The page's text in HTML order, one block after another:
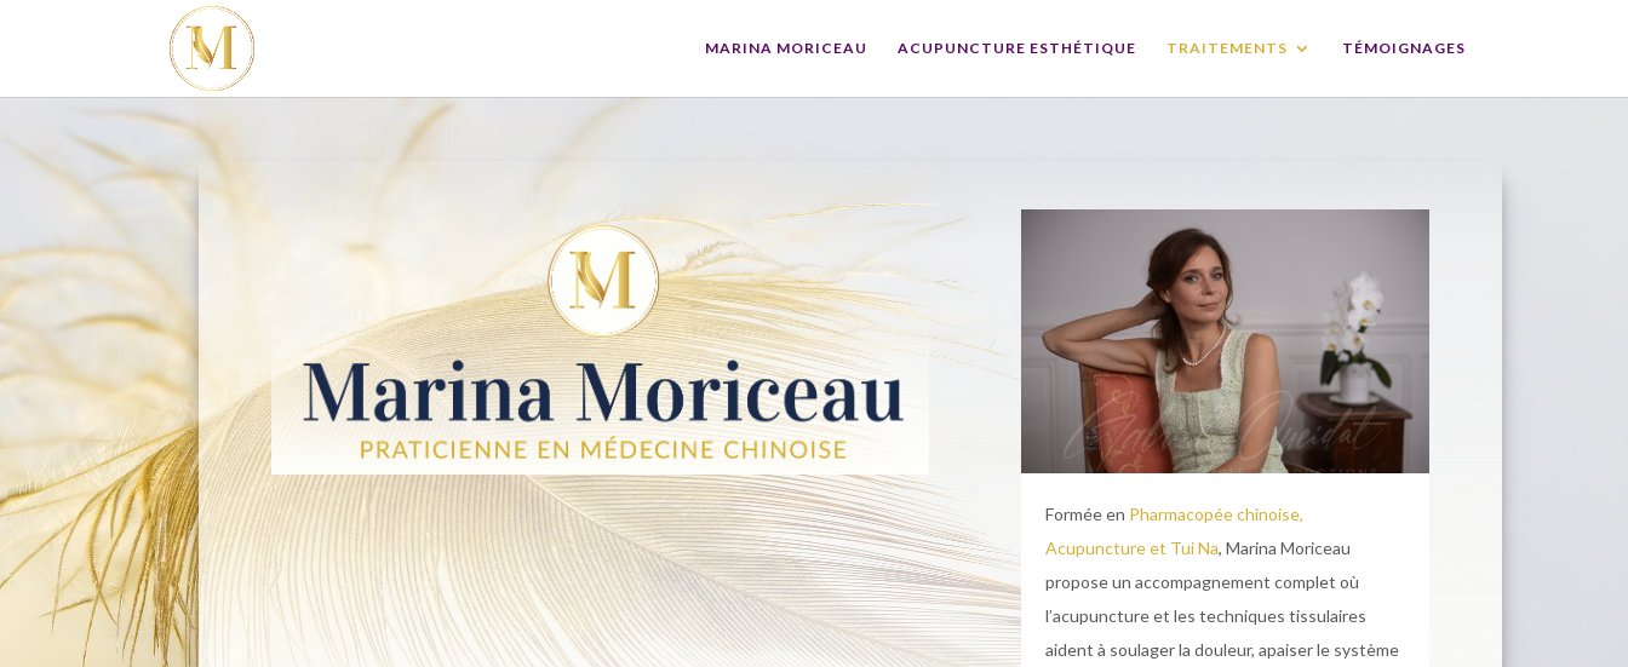
MARINA MORICEAU ACUPUNCTURE ESTHÉTIQUE TRAITEMENTS TÉMOIGNAGES
Formée en Pharmacopée chinoise,
Acupuncture et Tui Na, Marina Moriceau
propose un accompagnement complet où
l’acupuncture et les techniques tissulaires
aident à soulager la douleur, apaiser le système